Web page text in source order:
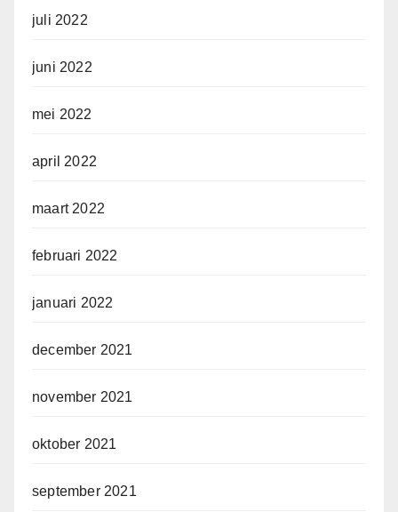
juli 2022
juni 2022
mei 2022
april 2022
maart 2022
februari 2022
januari 2022
december 2021
november 2021
oktober 2021
september 2021